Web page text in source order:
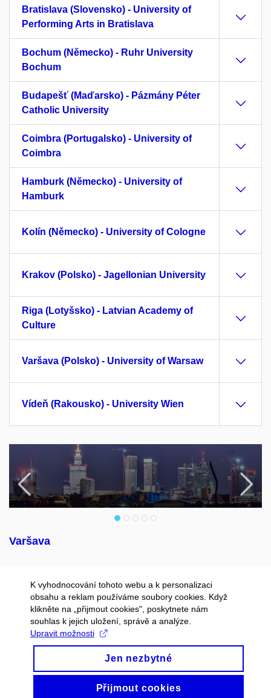
Bratislava (Slovensko) - University of
Performing Arts in Bratislava
Bochum (Německo) - Ruhr University
Bochum
Budapešť (Maďarsko) - Pázmány Péter
Catholic University
Coimbra (Portugalsko) - University of
Coimbra
Hamburk (Německo) - University of
Hamburk
Kolín (Německo) - University of Cologne
Krakov (Polsko) - Jagellonian University
Riga (Lotyšsko) - Latvian Academy of
Culture
Varšava (Polsko) - University of Warsaw
Vídeň (Rakousko) - University Wien
Předchozí
Varšava
K vyhodnocování tohoto webu a k personalizaci
obsahu a reklam používáme soubory cookies. Když
klikněte na „přijmout cookies", poskytnete nám
souhlas k jejich uložení, správě a analýze.
Upravit možnosti
Jen nezbytné
Přijmout cookies